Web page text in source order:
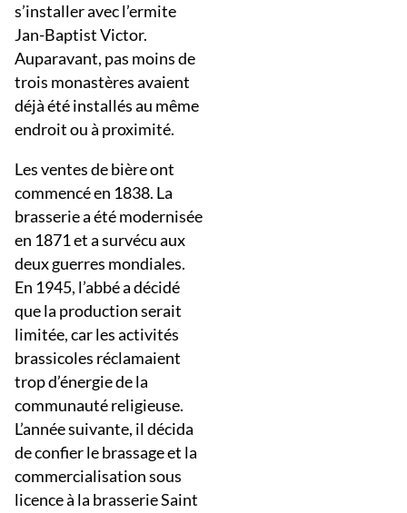
s’installer avec l’ermite
Jan-Baptist Victor.
Auparavant, pas moins de
trois monastères avaient
déjà été installés au même
endroit ou à proximité.
Les ventes de bière ont
commencé en 1838. La
brasserie a été modernisée
en 1871 et a survécu aux
deux guerres mondiales.
En 1945, l’abbé a décidé
que la production serait
limitée, car les activités
brassicoles réclamaient
trop d’énergie de la
communauté religieuse.
L’année suivante, il décida
de confier le brassage et la
commercialisation sous
licence à la brasserie Saint